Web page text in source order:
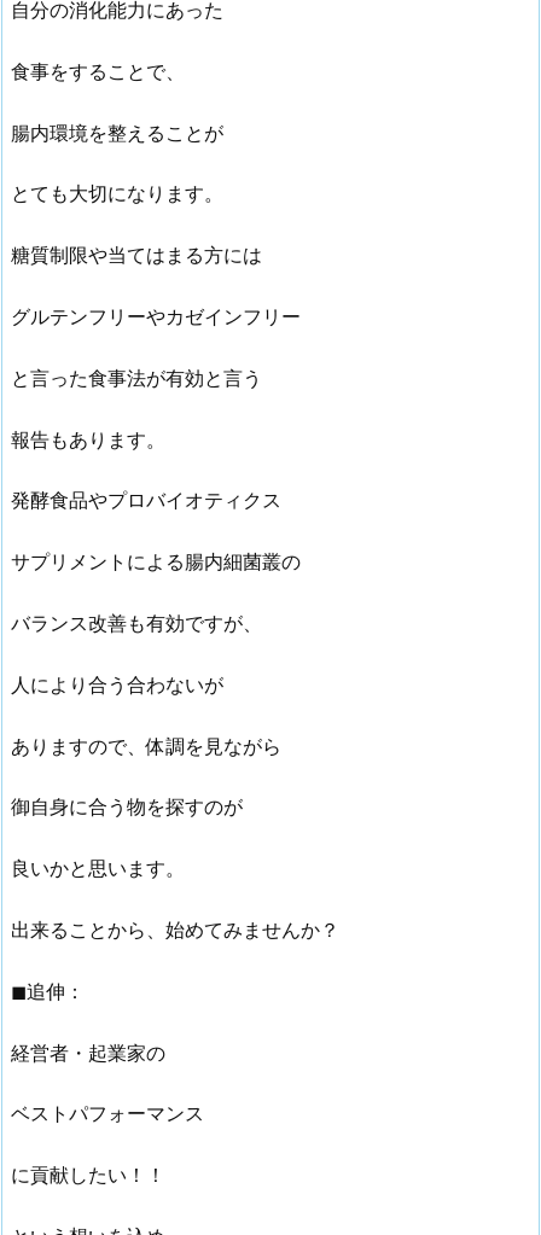
自分の消化能力にあった
食事をすることで、
腸内環境を整えることが
とても大切になります。
糖質制限や当てはまる方には
グルテンフリーやカゼインフリー
と言った食事法が有効と言う
報告もあります。
発酵食品やプロバイオティクス
サプリメントによる腸内細菌叢の
バランス改善も有効ですが、
人により合う合わないが
ありますので、体調を見ながら
御自身に合う物を探すのが
良いかと思います。
出来ることから、始めてみませんか？
◼︎追伸：
経営者・起業家の
ベストパフォーマンス
に貢献したい！！